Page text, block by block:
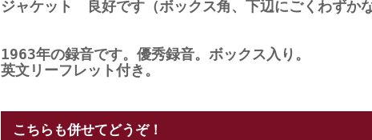
ジャケット 良好です（ボックス角、下辺にごくわずかな
1963年の録音です。優秀録音。ボックス入り。
英文リーフレット付き。
こちらも併せてどうぞ！